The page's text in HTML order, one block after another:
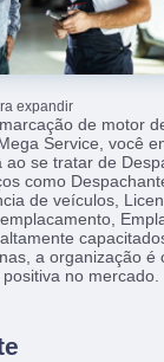
expandir
de motor
Service, você
se tratar de
como
de veículos,
a organização é
no mercado.